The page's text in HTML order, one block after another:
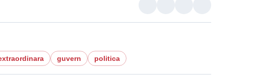
guvern politica